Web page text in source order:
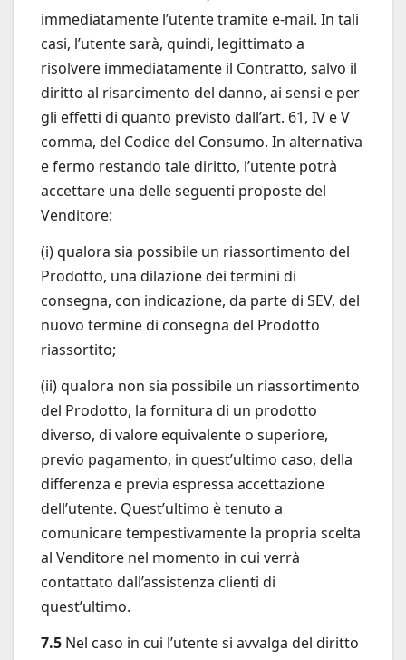
immediatamente l’utente tramite e-mail. In tali
casi, l’utente sarà, quindi, legittimato a
risolvere immediatamente il Contratto, salvo il
diritto al risarcimento del danno, ai sensi e per
gli effetti di quanto previsto dall’art. 61, IV e V
comma, del Codice del Consumo. In alternativa
e fermo restando tale diritto, l’utente potrà
accettare una delle seguenti proposte del
Venditore:
(i) qualora sia possibile un riassortimento del
Prodotto, una dilazione dei termini di
consegna, con indicazione, da parte di SEV, del
nuovo termine di consegna del Prodotto
riassortito;
(ii) qualora non sia possibile un riassortimento
del Prodotto, la fornitura di un prodotto
diverso, di valore equivalente o superiore,
previo pagamento, in quest’ultimo caso, della
differenza e previa espressa accettazione
dell’utente. Quest’ultimo è tenuto a
comunicare tempestivamente la propria scelta
al Venditore nel momento in cui verrà
contattato dall’assistenza clienti di
quest’ultimo.
7.5 Nel caso in cui l’utente si avvalga del diritto